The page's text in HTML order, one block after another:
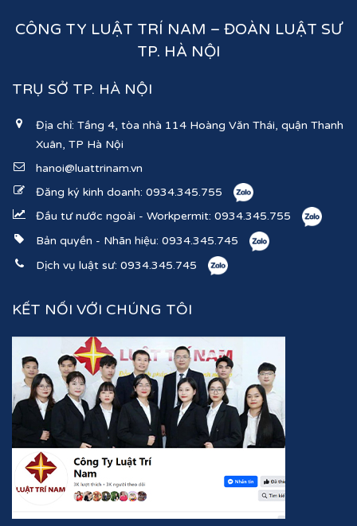
CÔNG TY LUẬT TRÍ NAM – ĐOÀN LUẬT SƯ
TP. HÀ NỘI
TRỤ SỞ TP. HÀ NỘI
Địa chỉ: Tầng 4, tòa nhà 114 Hoàng Văn Thái, quận Thanh
Xuân, TP Hà Nội
hanoi@luattrinam.vn
Đăng ký kinh doanh: 0934.345.755
Đầu tư nước ngoài - Workpermit: 0934.345.755
Bản quyền - Nhãn hiệu: 0934.345.745
Dịch vụ luật sư: 0934.345.745
KẾT NỐI VỚI CHÚNG TÔI